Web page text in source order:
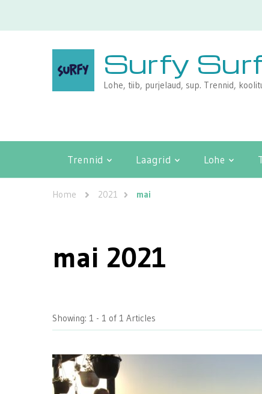
Surfy
Lohe, tiib, purjelaud, sup. Trennid,
Trennid Laagrid Lohe
Home 2021 mai
mai 2021
Showing: 1 - 1 of 1 Articles